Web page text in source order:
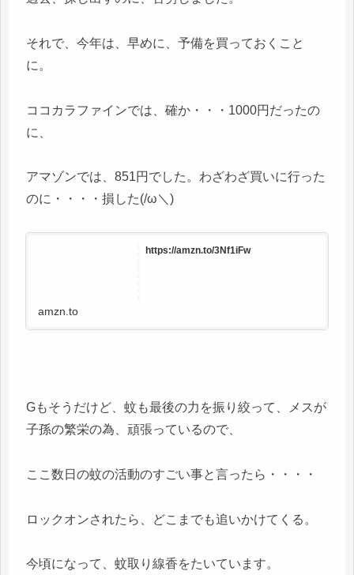
それで、今年は、早めに、予備を買っておくこと
に。
ココカラファインでは、確か・・・1000円だったの
に、
アマゾンでは、851円でした。わざわざ買いに行った
のに・・・・損した(/ω＼)
https://amzn.to/3Nf1iFw
amzn.to
Gもそうだけど、蚊も最後の力を振り絞って、メスが
子孫の繁栄の為、頑張っているので、
ここ数日の蚊の活動のすごい事と言ったら・・・・
ロックオンされたら、どこまでも追いかけてくる。
今頃になって、蚊取り線香をたいています。